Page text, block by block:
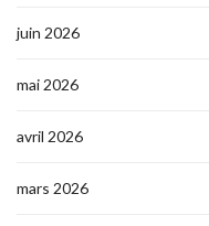
juin 2026
mai 2026
avril 2026
mars 2026